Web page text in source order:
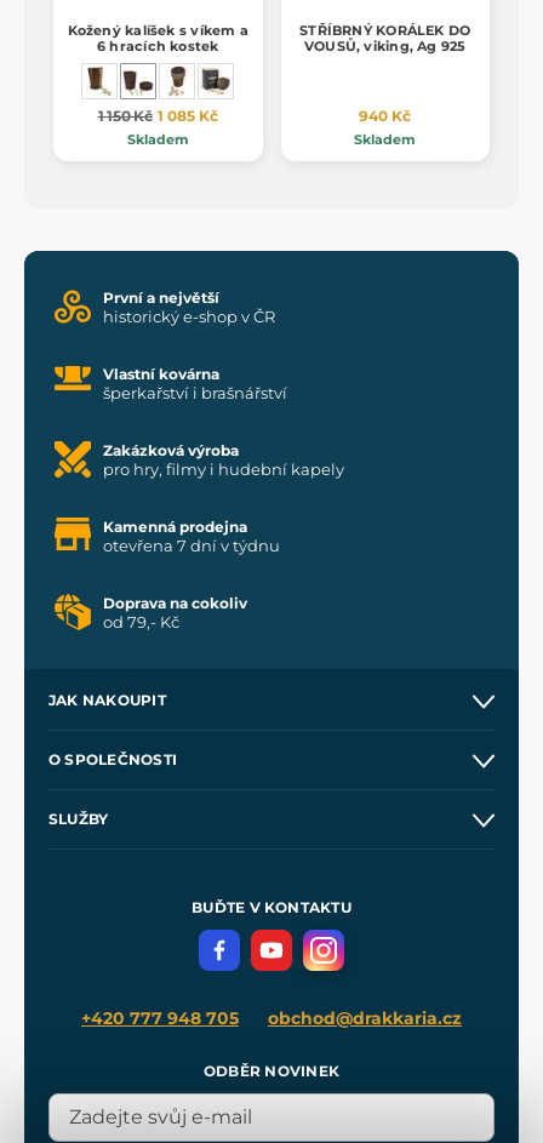
Kožený kalíšek s víkem a
6 hracích kostek
1 150 Kč 1 085 Kč
Skladem
STŘÍBRNÝ KORÁLEK DO
VOUSŮ, viking, Ag 925
940 Kč
Skladem
První a největší
historický e-shop v ČR
Vlastní kovárna
šperkařství i brašnářství
Zakázková výroba
pro hry, filmy i hudební kapely
Kamenná prodejna
otevřena 7 dní v týdnu
Doprava na cokoliv
od 79,- Kč
JAK NAKOUPIT
Velkoobchod
O SPOLEČNOSTI
SLUŽBY
Meče pro Kingdom Come
BUĎTE V KONTAKTU
+420 777 948 705 obchod@drakkaria.cz
ODBĚR NOVINEK